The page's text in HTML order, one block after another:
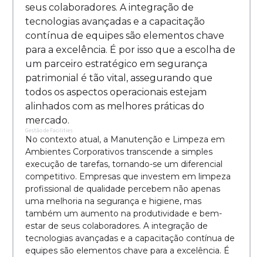
seus colaboradores. A integração de
tecnologias avançadas e a capacitação
contínua de equipes são elementos chave
para a excelência. É por isso que a escolha de
um parceiro estratégico em segurança
patrimonial é tão vital, assegurando que
todos os aspectos operacionais estejam
alinhados com as melhores práticas do
mercado.
Gestão de Facilities
No contexto atual, a Manutenção e Limpeza em
Ambientes Corporativos transcende a simples
execução de tarefas, tornando-se um diferencial
competitivo. Empresas que investem em limpeza
profissional de qualidade percebem não apenas
uma melhoria na segurança e higiene, mas
também um aumento na produtividade e bem-
estar de seus colaboradores. A integração de
tecnologias avançadas e a capacitação contínua de
equipes são elementos chave para a excelência. É